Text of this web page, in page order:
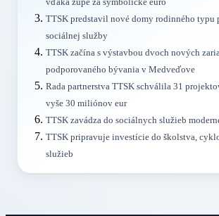
TTSK predstavil nové domy rodinného typu
sociálnej služby
TTSK začína s výstavbou dvoch nových
podporovaného bývania v Medveďove
Rada partnerstva TTSK schválila 31
vyše 30 miliónov eur
TTSK zavádza do sociálnych služieb
TTSK pripravuje investície do školstva,
služieb